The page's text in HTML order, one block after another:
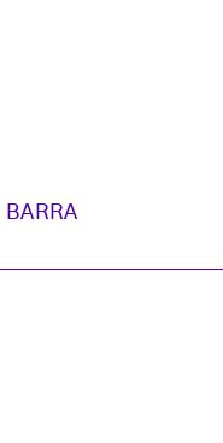
BARRA